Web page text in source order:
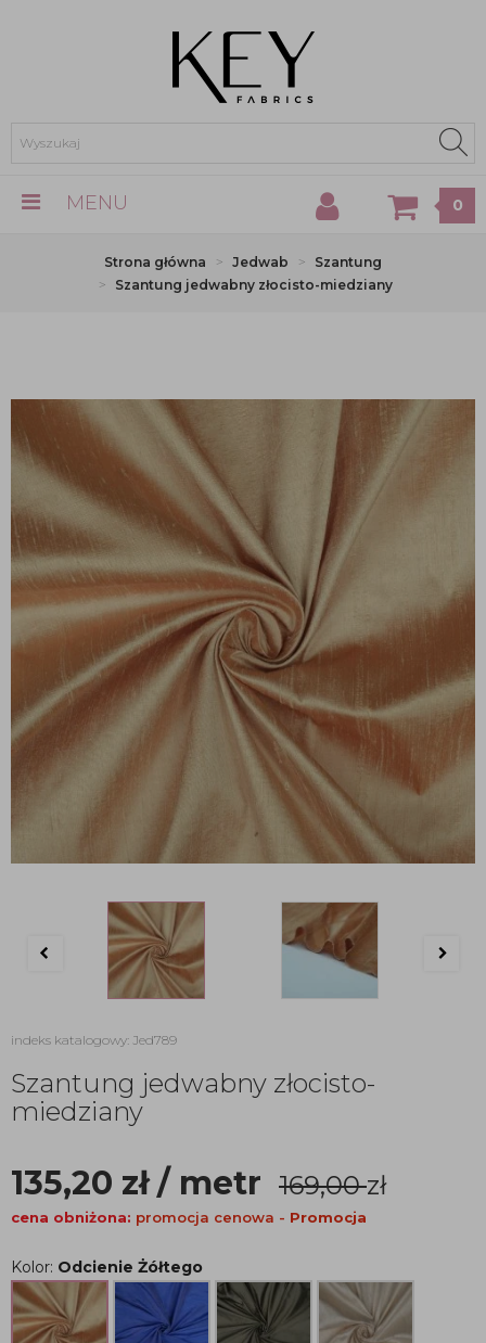
MENU 0
Strona główna Jedwab
Szantung
Szantung jedwabny złocisto-miedziany
indeks katalogowy: Jed789
Szantung jedwabny złocisto-
miedziany
135,20 zł/ metr 169,00zł
cena obniżona: promocja cenowa - Promocja
Kolor: Odcienie Żółtego